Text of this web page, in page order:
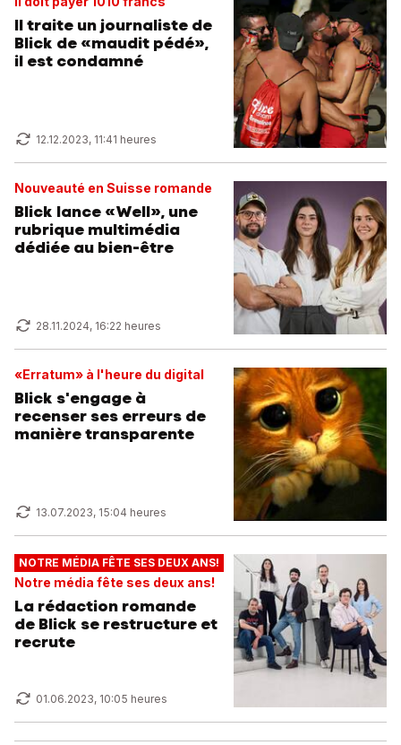
Il traite un journaliste de
Blick de «maudit pédé»,
il est condamné
12.12.2023, 11:41 heures
Nouveauté en Suisse romande
Blick lance «Well», une
rubrique multimédia
dédiée au bien-être
28.11.2024, 16:22 heures
«Erratum» à l'heure du digital
Blick s'engage à
recenser ses erreurs de
manière transparente
13.07.2023, 15:04 heures
NOTRE MÉDIA FÊTE SES DEUX ANS!
Notre média fête ses deux ans!
La rédaction romande
de Blick se restructure et
recrute
01.06.2023, 10:05 heures